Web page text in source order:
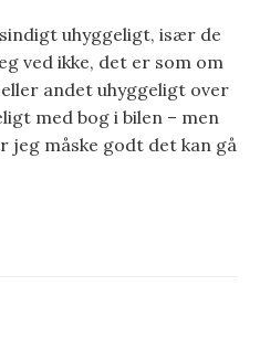
uhyggeligt, især de
ved ikke, det er som om
andet uhyggeligt over
med bog i bilen – men
jeg måske godt det kan gå